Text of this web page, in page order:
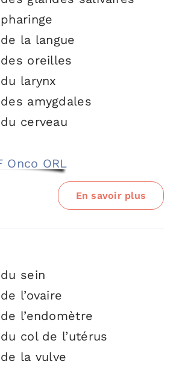
la langue
oreilles
larynx
amygdales
cerveau
En savoir plus
sein
l’ovaire
l’endomètre
col de l’utérus
la vulve